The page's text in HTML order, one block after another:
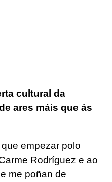
cultural da
ares máis que ás
que empezar polo
Rodríguez e ao
me poñan de